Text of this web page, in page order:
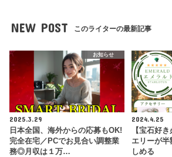
NEW POST このライターの最新記事
お知らせ
2025.3.29
日本全国、海外からの応募もOK!
完全在宅／PCでお見合い調整業
務◎月収は１万…
2024.4.25
【宝石好
エリーが
しめる